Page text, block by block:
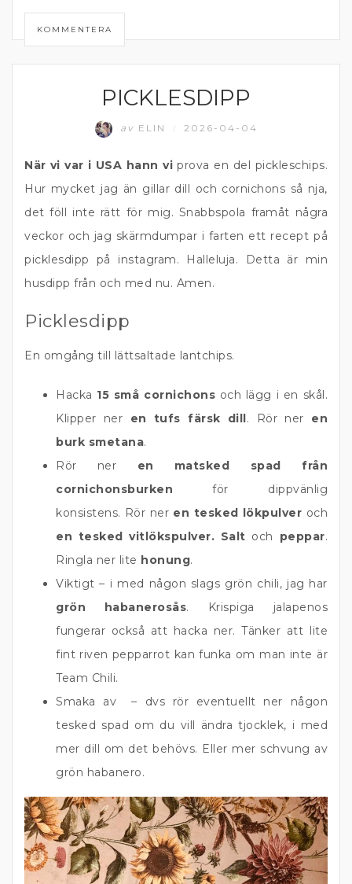
KOMMENTERA
DIPP OCH RÖRORPICKLESDIPP
av ELIN 2026-04-04
När vi var i USA hann vi prova en del pickleschips.
Hur mycket jag än gillar dill och cornichons så nja,
det föll inte rätt för mig. Snabbspola framåt några
veckor och jag skärmdumpar i farten ett recept på
picklesdipp på instagram. Halleluja. Detta är min
husdipp från och med nu. Amen.
Picklesdipp
En omgång till lättsaltade lantchips.
Hacka 15 små cornichons och lägg i en skål.
Klipper ner en tufs färsk dill. Rör ner en
burk smetana.
Rör ner en matsked spad från
cornichonsburkenför dippvänlig
konsistens. Rör ner en tesked lökpulver och
en tesked vitlökspulver. Salt och peppar.
Ringla ner lite honung.
Viktigt – i med någon slags grön chili, jag har
grön habanerosås. Krispiga jalapenos
fungerar också att hacka ner. Tänker att lite
fint riven pepparrot kan funka om man inte är
Team Chili.
Smaka av – dvs rör eventuellt ner någon
tesked spad om du vill ändra tjocklek, i med
mer dill om det behövs. Eller mer schvung av
grön habanero.